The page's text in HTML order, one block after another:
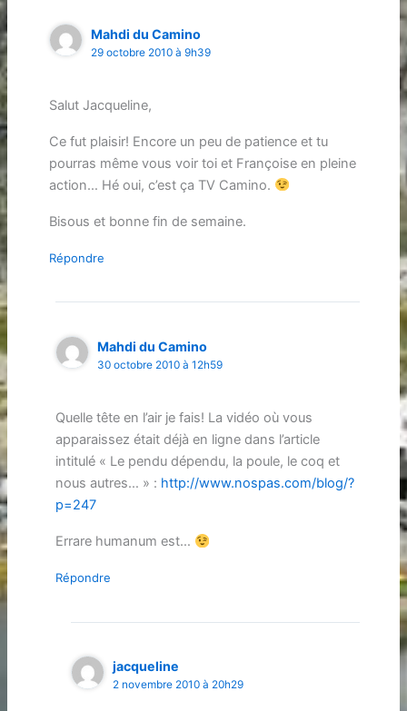
Mahdi du Camino
29 octobre 2010 à 9h39
Salut Jacqueline,
Ce fut plaisir! Encore un peu de patience et tu
pourras même vous voir toi et Françoise en pleine
action… Hé oui, c’est ça TV Camino.
Bisous et bonne fin de semaine.
Répondre
Mahdi du Camino
30 octobre 2010 à 12h59
Quelle tête en l’air je fais! La vidéo où vous
apparaissez était déjà en ligne dans l’article
intitulé « Le pendu dépendu, la poule, le coq et
nous autres… » : http://www.nospas.com/blog/?
p=247
Errare humanum est…
Répondre
jacqueline
2 novembre 2010 à 20h29